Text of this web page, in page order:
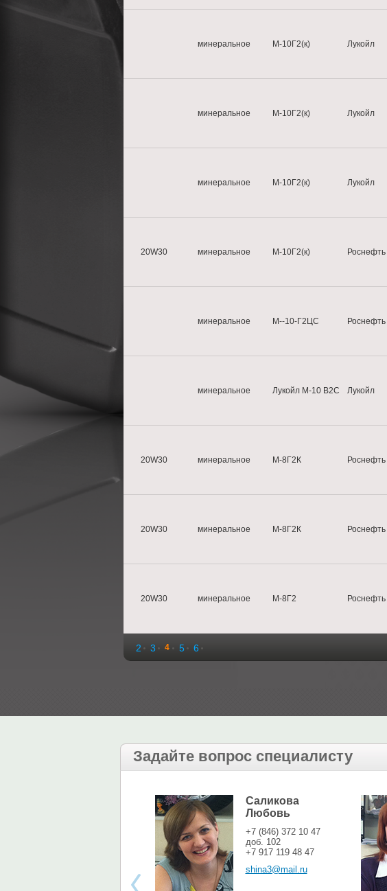
минеральное М-10Г2(к) Лукойл
минеральное М-10Г2(к) Лукойл
минеральное М-10Г2(к) Лукойл
20W30 минеральное М-10Г2(к) Роснефть
минеральное М--10-Г2ЦС Роснефть
минеральное Лукойл М-10 B2C Лукойл
20W30 минеральное М-8Г2К Роснефть
20W30 минеральное М-8Г2К Роснефть
20W30 минеральное М-8Г2 Роснефть
2 3 4 5 6
Задайте вопрос специалисту
Саликова
Любовь
+7 (846) 372 10 47
доб. 102
+7 917 119 48 47
shina3@mail.ru